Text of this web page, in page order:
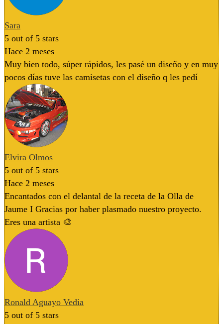
Sara
5 out of 5 stars
Hace 2 meses
Muy bien todo, súper rápidos, les pasé un diseño y en muy
pocos días tuve las camisetas con el diseño q les pedí
Elvira Olmos
5 out of 5 stars
Hace 2 meses
Encantados con el delantal de la receta de la Olla de
Jaume I Gracias por haber plasmado nuestro proyecto.
Eres una artista 🎨
Ronald Aguayo Vedia
5 out of 5 stars